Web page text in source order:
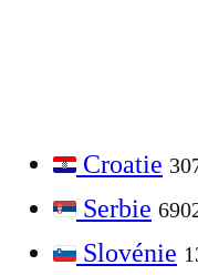
Croatie
Serbie
Slovénie